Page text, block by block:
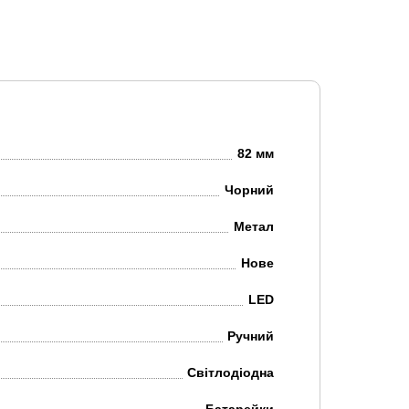
82 мм
Чорний
Метал
Нове
LED
Ручний
Світлодіодна